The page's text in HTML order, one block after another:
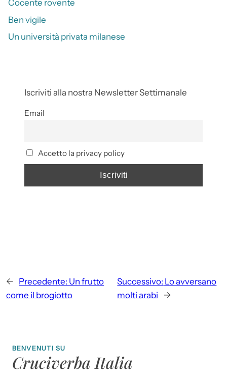
Cocente rovente
Ben vigile
Un università privata milanese
Iscriviti alla nostra Newsletter Settimanale
Email
Accetto la privacy policy
← Precedente: Un frutto
come il brogiotto
Successivo: Lo avversano
molti arabi
→
BENVENUTI SU
Cruciverba Italia